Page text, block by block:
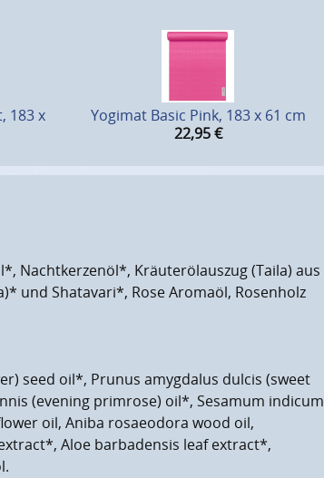
183 x
Yogimat Basic Pink, 183 x 61 cm
22,95 €
Nachtkerzenöl*, Kräuterölauszug (Taila) aus
und Shatavari*, Rose Aromaöl, Rosenholz
seed oil*, Prunus amygdalus dulcis (sweet
(evening primrose) oil*, Sesamum indicum
oil, Aniba rosaeodora wood oil,
Aloe barbadensis leaf extract*,